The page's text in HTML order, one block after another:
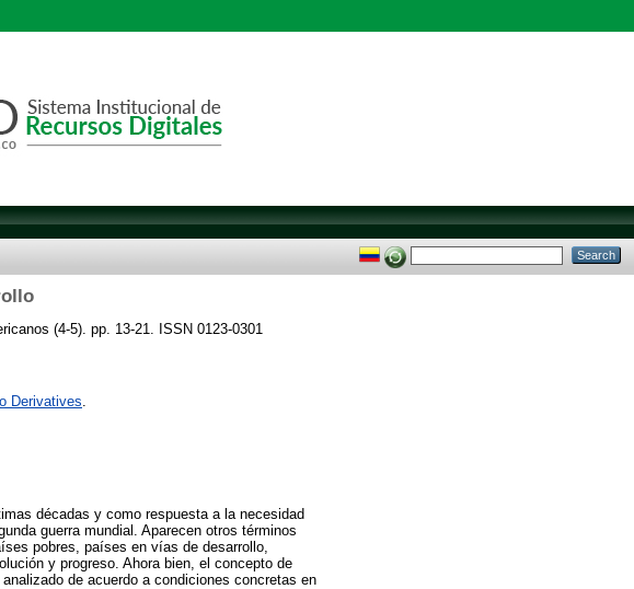
(4-5). pp. 13-21. ISSN 0123-0301
Derivatives.
décadas y como respuesta a la necesidad
guerra mundial. Aparecen otros términos
pobres, países en vías de desarrollo,
y progreso. Ahora bien, el concepto de
de acuerdo a condiciones concretas en